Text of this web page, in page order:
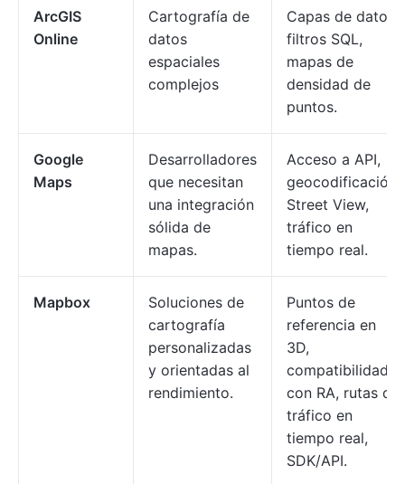
ArcGIS
Online
Cartografía de
datos
espaciales
complejos
Capas de datos,
filtros SQL,
mapas de
densidad de
puntos.
Google
Maps
Desarrolladores
que necesitan
una integración
sólida de
mapas.
Acceso a API,
geocodificación,
Street View,
tráfico en
tiempo real.
Mapbox
Soluciones de
cartografía
personalizadas
y orientadas al
rendimiento.
Puntos de
referencia en
3D,
compatibilidad
con RA, rutas de
tráfico en
tiempo real,
SDK/API.